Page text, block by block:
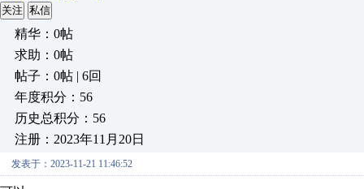
关注 私信
精华：0帖
求助：0帖
帖子：0帖 | 6回
年度积分：56
历史总积分：56
注册：2023年11月20日
发表于：2023-11-21 11:46:52